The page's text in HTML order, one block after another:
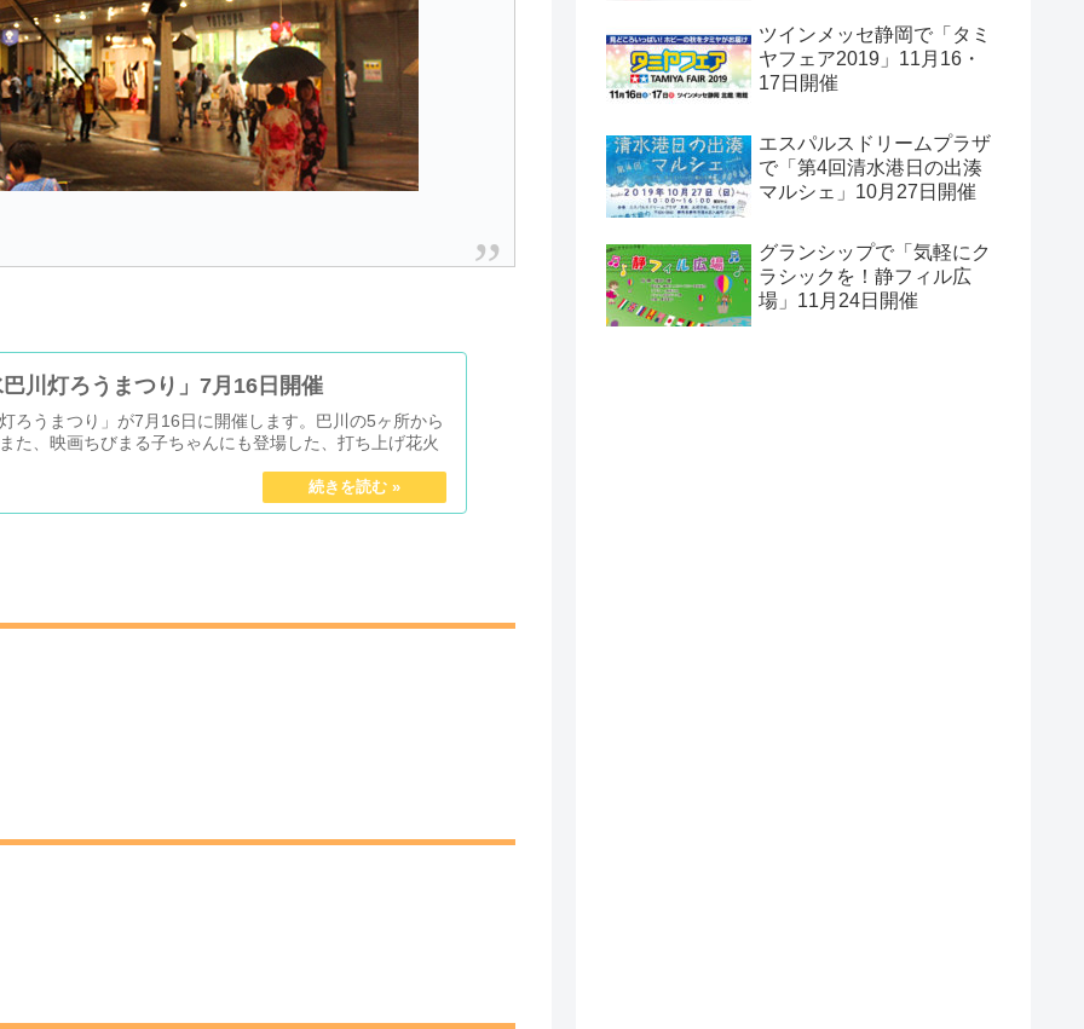
川灯ろうまつり」7月16日開催
ろうまつり」が7月16日に開催します。巴川の5ヶ所から
た、映画ちびまる子ちゃんにも登場した、打ち上げ花火
ツインメッセ静岡で「タミ
ヤフェア2019」11月16・
17日開催
エスパルスドリームプラザ
で「第4回清水港日の出湊
マルシェ」10月27日開催
グランシップで「気軽にク
ラシックを！静フィル広
場」11月24日開催